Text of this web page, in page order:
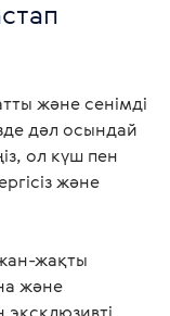
және сенімді
дәл осындай
ол күш пен
және
жақты
және